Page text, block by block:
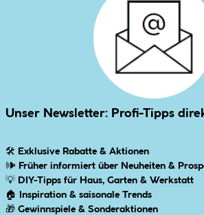
Unser Newsletter: Profi-Tipps
🛠 Exklusive Rabatte & Aktionen
🕪 Früher informiert über Neuheiten &
💡 DIY-Tipps für Haus, Garten & Werkstatt
🏠
Inspiration & saisonale Trends
🎁 Gewinnspiele & Sonderaktionen